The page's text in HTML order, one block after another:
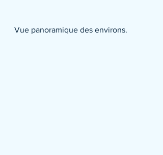
Vue panoramique des environs.